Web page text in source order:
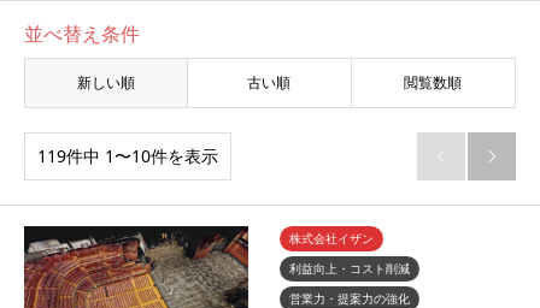
並べ替え条件
新しい順 古い順 閲覧数順
119件中 1〜10件を表示  
株式会社イザン
利益向上・コスト削減
営業力・提案力の強化